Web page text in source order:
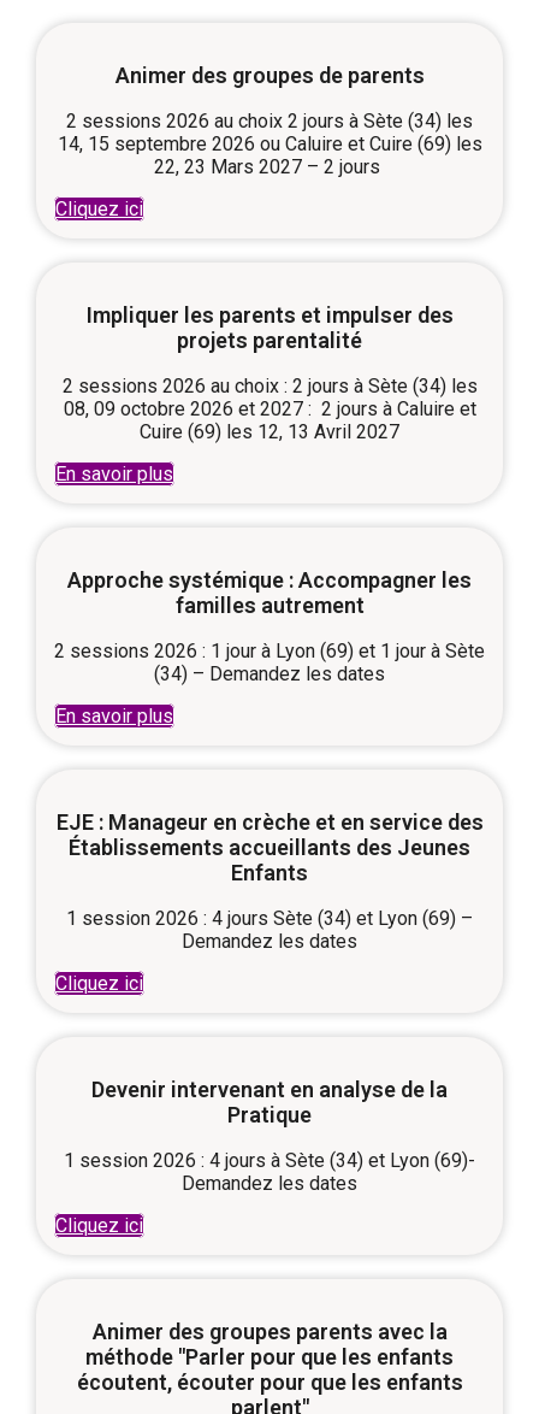
Animer des groupes de parents
2 sessions 2026 au choix 2 jours à Sète (34) les
14, 15 septembre 2026 ou Caluire et Cuire (69) les
22, 23 Mars 2027 – 2 jours
Cliquez ici
Impliquer les parents et impulser des
projets parentalité
2 sessions 2026 au choix : 2 jours à Sète (34) les
08, 09 octobre 2026 et 2027 : 2 jours à Caluire et
Cuire (69) les 12, 13 Avril 2027
En savoir plus
Approche systémique : Accompagner les
familles autrement
2 sessions 2026 : 1 jour à Lyon (69) et 1 jour à Sète
(34) – Demandez les dates
En savoir plus
EJE : Manageur en crèche et en service des
Établissements accueillants des Jeunes
Enfants
1 session 2026 : 4 jours Sète (34) et Lyon (69) –
Demandez les dates
Cliquez ici
Devenir intervenant en analyse de la
Pratique
1 session 2026 : 4 jours à Sète (34) et Lyon (69)-
Demandez les dates
Cliquez ici
Animer des groupes parents avec la
méthode "Parler pour que les enfants
écoutent, écouter pour que les enfants
parlent"